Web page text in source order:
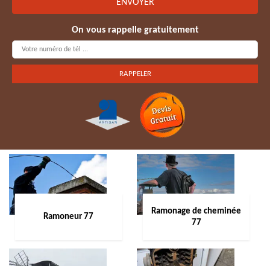
On vous rappelle gratuitement
Ramoneur 77
Ramonage de cheminée
77